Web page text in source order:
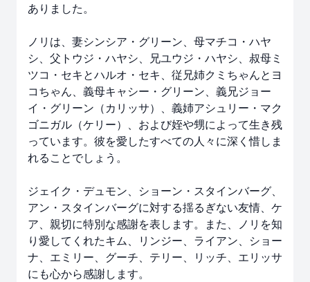
ありました。
ノリは、妻シンシア・グリーン、母マチコ・ハヤ
シ、父トウジ・ハヤシ、兄ユウジ・ハヤシ、叔母ミ
ツコ・セキとハルオ・セキ、従兄姉クミちゃんとヨ
コちゃん、義母キャシー・グリーン、義兄ジョー
イ・グリーン（カリッサ）、義姉アシュリー・マク
ゴニガル（ケリー）、および姪や甥によって生き残
っています。彼を愛したすべての人々に深く惜しま
れることでしょう。
ジェイク・デュモン、ショーン・スタインバーグ、
アン・スタインバーグに対する揺るぎない友情、ケ
ア、親切に特別な感謝を表します。また、ノリを知
り愛してくれたキム、リンジー、ライアン、ショー
ナ、エミリー、グーチ、テリー、リッチ、エリッサ
にも心から感謝します。